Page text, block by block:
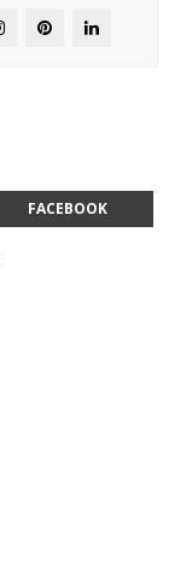
FACEBOOK